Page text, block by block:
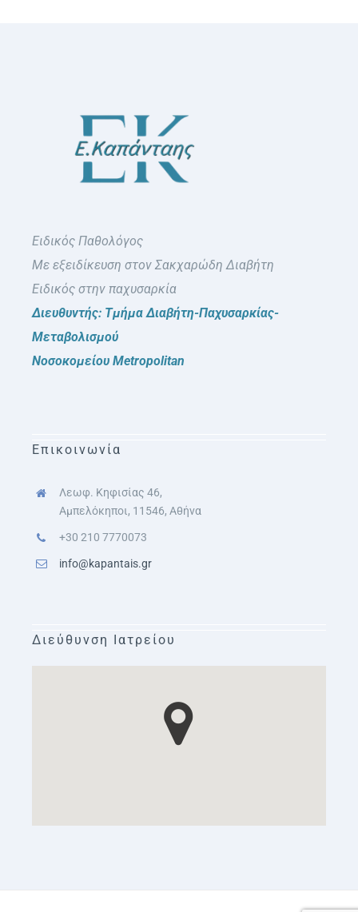
Ειδικός Παθολόγος
Με εξειδίκευση στον Σακχαρώδη Διαβήτη
Ειδικός στην παχυσαρκία
Διευθυντής: Τμήμα Διαβήτη-Παχυσαρκίας-
Μεταβολισμού
Νοσοκομείου Metropolitan
Επικοινωνία
Λεωφ. Κηφισίας 46,
Αμπελόκηποι, 11546, Αθήνα
+30 210 7770073
info@kapantais.gr
Διεύθυνση Ιατρείου